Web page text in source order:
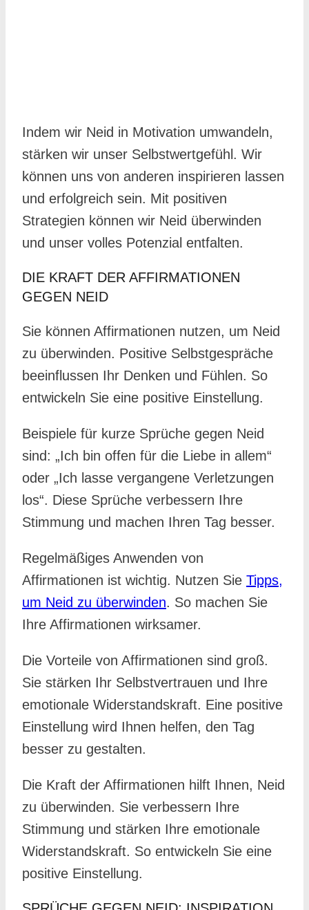
Indem wir Neid in Motivation umwandeln,
stärken wir unser Selbstwertgefühl. Wir
können uns von anderen inspirieren lassen
und erfolgreich sein. Mit positiven
Strategien können wir Neid überwinden
und unser volles Potenzial entfalten.
DIE KRAFT DER AFFIRMATIONEN
GEGEN NEID
Sie können Affirmationen nutzen, um Neid
zu überwinden. Positive Selbstgespräche
beeinflussen Ihr Denken und Fühlen. So
entwickeln Sie eine positive Einstellung.
Beispiele für kurze Sprüche gegen Neid
sind: „Ich bin offen für die Liebe in allem“
oder „Ich lasse vergangene Verletzungen
los“. Diese Sprüche verbessern Ihre
Stimmung und machen Ihren Tag besser.
Regelmäßiges Anwenden von
Affirmationen ist wichtig. Nutzen Sie Tipps,
um Neid zu überwinden. So machen Sie
Ihre Affirmationen wirksamer.
Die Vorteile von Affirmationen sind groß.
Sie stärken Ihr Selbstvertrauen und Ihre
emotionale Widerstandskraft. Eine positive
Einstellung wird Ihnen helfen, den Tag
besser zu gestalten.
Die Kraft der Affirmationen hilft Ihnen, Neid
zu überwinden. Sie verbessern Ihre
Stimmung und stärken Ihre emotionale
Widerstandskraft. So entwickeln Sie eine
positive Einstellung.